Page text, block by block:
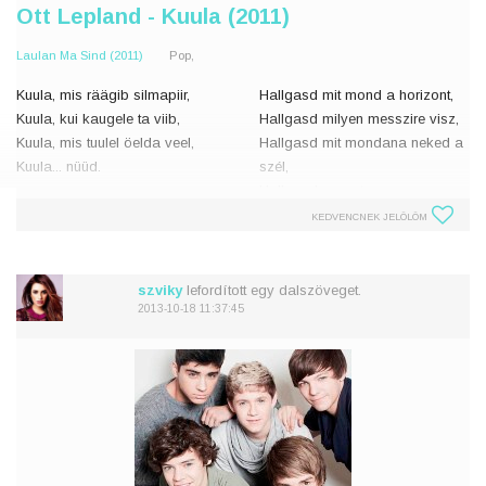
Ott Lepland - Kuula (2011)
Laulan Ma Sind (2011) Pop,
Kuula, mis räägib silmapiir,
Kuula, kui kaugele ta viib,
Kuula, mis tuulel öelda veel,
Kuula... nüüd.
Hallgasd mit mond a horizont,
Hallgasd milyen messzire visz,
Hallgasd mit mondana neked a
szél,
Várj, még mindig ott van a fény
KEDVENCNEK JELÖLÖM
szvikylefordított egy dalszöveget.
2013-10-18 11:37:45